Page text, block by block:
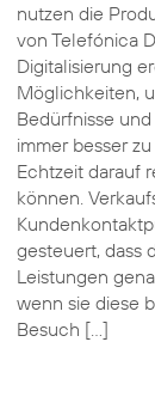
nutzen die
von Telefónica
Digitalisierung
Möglichkeiten,
Bedürfnisse
immer besser
Echtzeit darauf
können.
gesteuert, dass
Leistungen
wenn sie diese
Besuch […]